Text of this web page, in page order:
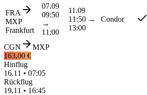
FRA
MXP
Frankfurt
07.09
09:50
→
11:00
11.09
11:50 →
13:00
Condor
CGN
MXP
163,00 €
Hinflug
16.11 • 07:05
Rückflug
19.11 • 16:45